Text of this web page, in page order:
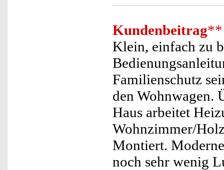
Kundenbeitrag**
Klein, einfach zu
Familienschutz
den Wohnwagen.
Haus arbeitet
Wohnzimmer/
Montiert.
noch sehr wenig